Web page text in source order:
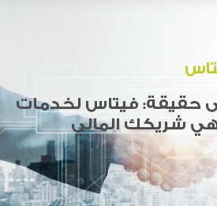
حقيقة: فيتاس لخدمات
هي شريكك المالي